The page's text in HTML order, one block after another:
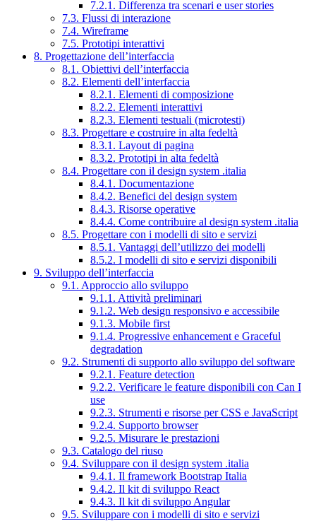
7.2.1. Differenza tra scenari e user stories
7.3. Flussi di interazione
7.4. Wireframe
7.5. Prototipi interattivi
8. Progettazione dell’interfaccia
8.1. Obiettivi dell’interfaccia
8.2. Elementi dell’interfaccia
8.2.1. Elementi di composizione
8.2.2. Elementi interattivi
8.2.3. Elementi testuali (microtesti)
8.3. Progettare e costruire in alta fedeltà
8.3.1. Layout di pagina
8.3.2. Prototipi in alta fedeltà
8.4. Progettare con il design system .italia
8.4.1. Documentazione
8.4.2. Benefici del design system
8.4.3. Risorse operative
8.4.4. Come contribuire al design system .italia
8.5. Progettare con i modelli di sito e servizi
8.5.1. Vantaggi dell’utilizzo dei modelli
8.5.2. I modelli di sito e servizi disponibili
9. Sviluppo dell’interfaccia
9.1. Approccio allo sviluppo
9.1.1. Attività preliminari
9.1.2. Web design responsivo e accessibile
9.1.3. Mobile first
9.1.4. Progressive enhancement e Graceful
degradation
9.2. Strumenti di supporto allo sviluppo del software
9.2.1. Feature detection
9.2.2. Verificare le feature disponibili con Can I
use
9.2.3. Strumenti e risorse per CSS e JavaScript
9.2.4. Supporto browser
9.2.5. Misurare le prestazioni
9.3. Catalogo del riuso
9.4. Sviluppare con il design system .italia
9.4.1. Il framework Bootstrap Italia
9.4.2. Il kit di sviluppo React
9.4.3. Il kit di sviluppo Angular
9.5. Sviluppare con i modelli di sito e servizi